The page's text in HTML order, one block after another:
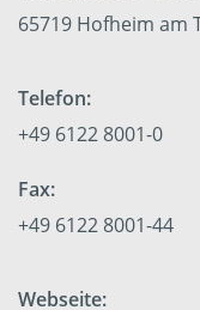
65719 Hofheim am
Telefon:
+49 6122 8001-0
Fax:
+49 6122 8001-44
Webseite: